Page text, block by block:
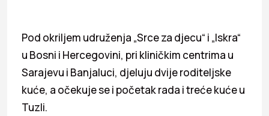
Pod okriljem udruženja „Srce za djecu“ i „Iskra“
u Bosni i Hercegovini, pri kliničkim centrima u
Sarajevu i Banjaluci, djeluju dvije roditeljske
kuće, a očekuje se i početak rada i treće kuće u
Tuzli.